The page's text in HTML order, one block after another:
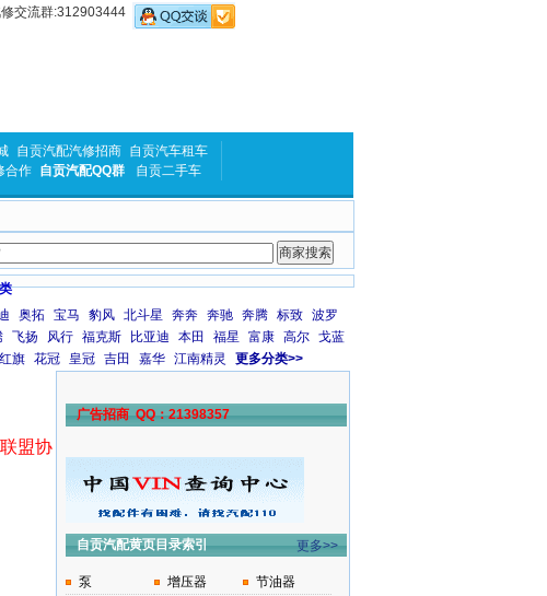
交流群:312903444
自贡汽配汽修招商 自贡汽车租车
合作 自贡汽配QQ群 自贡二手车
奥拓 宝马 豹风 北斗星 奔奔 奔驰 奔腾 标致 波罗
飞扬 风行 福克斯 比亚迪 本田 福星 富康 高尔 戈蓝
红旗 花冠 皇冠 吉田 嘉华 江南精灵 更多分类>>
盟协
广告招商 QQ：21398357
自贡汽配黄页目录索引 更多>>
泵 增压器
节油器